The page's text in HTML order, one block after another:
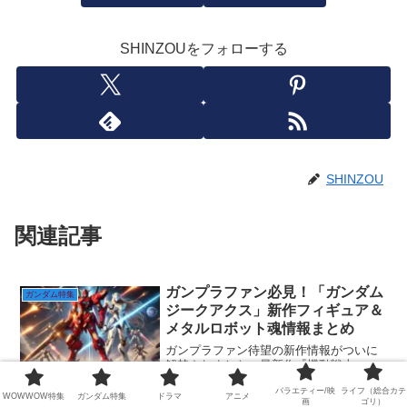
SHINZOUをフォローする
SHINZOU
関連記事
ガンダム特集
ガンプラファン必見！「ガンダム
ジークアクス」新作フィギュア＆
メタルロボット魂情報まとめ
ガンプラファン待望の新作情報がついに
解禁されました。最新作『機動戦士
Gundam GQuuuuuuX（ジークアクス）』
から登場する赤いガンダムと白いガンダ
WOWWOW特集 ガンダム特集 ドラマ アニメ
バラエティー/映
画
ライフ（総合カテ
ゴリ）